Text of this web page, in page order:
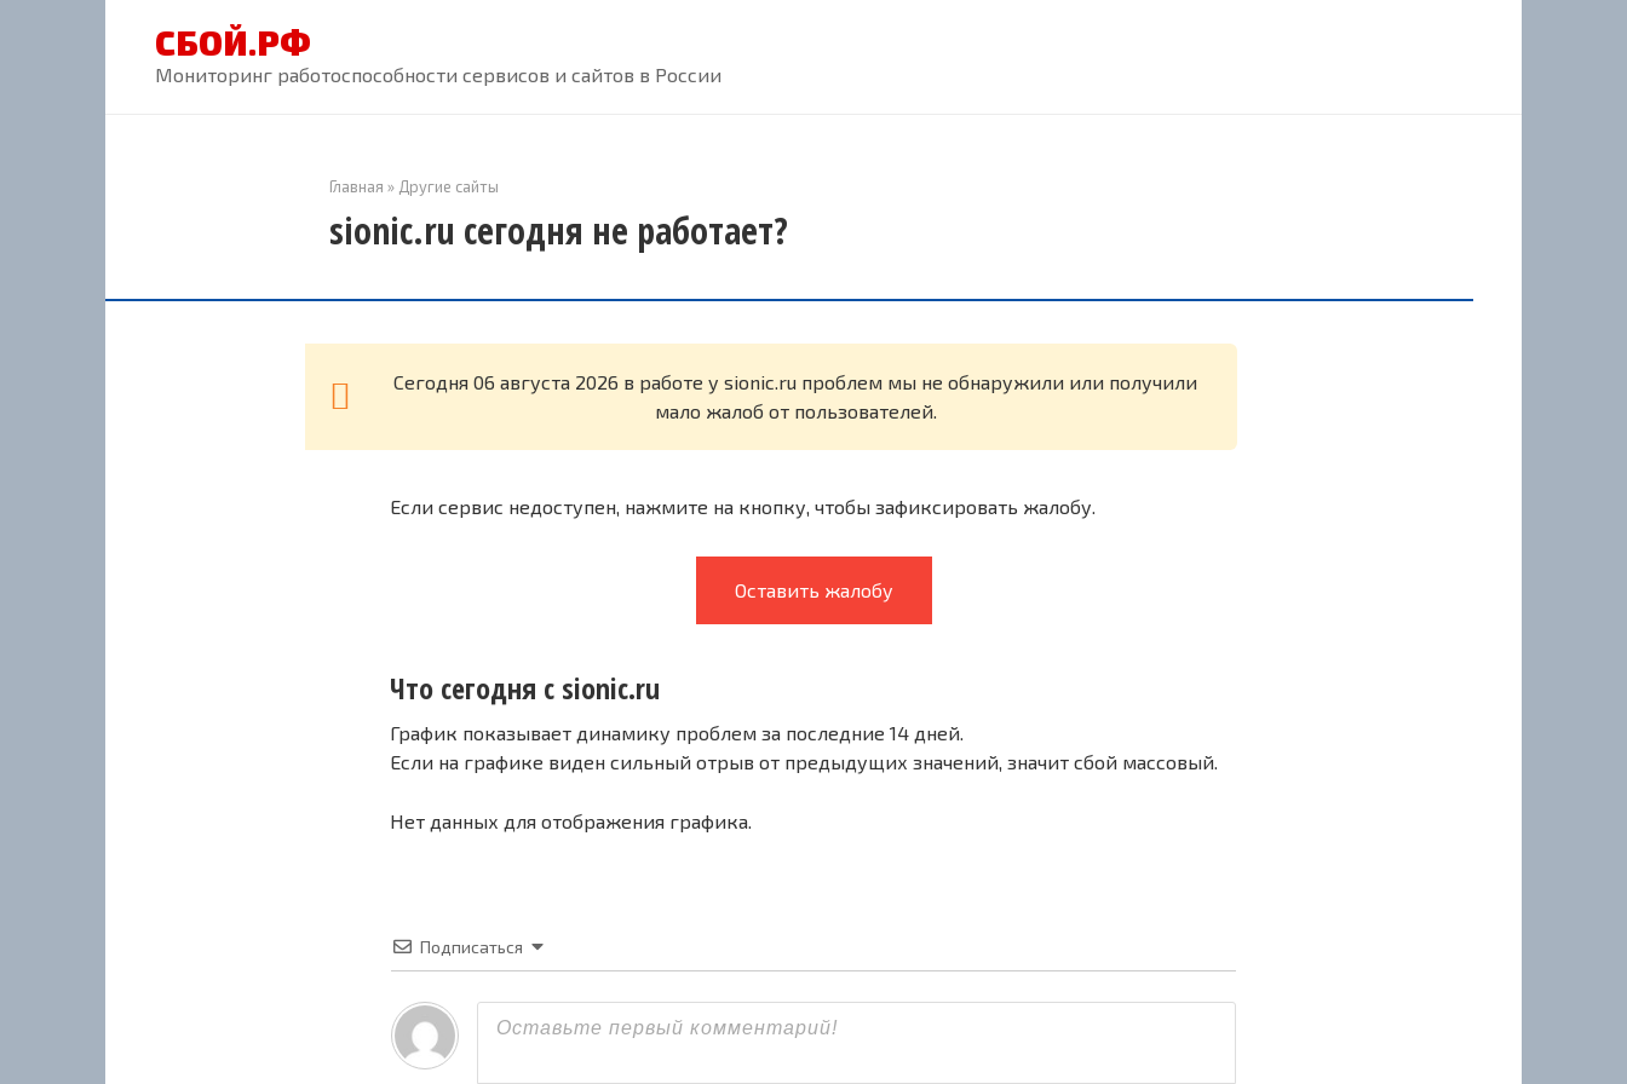
СБОЙ.РФ
Мониторинг работоспособности сервисов и сайтов в России
Главная » Другие сайты
sionic.ru сегодня не работает?
Cегодня 06 августа 2026 в работе у sionic.ru проблем мы не обнаружили или получили
мало жалоб от пользователей.
Если сервис недоступен, нажмите на кнопку, чтобы зафиксировать жалобу.
Оставить жалобу
Что сегодня с sionic.ru
График показывает динамику проблем за последние 14 дней.
Если на графике виден сильный отрыв от предыдущих значений, значит сбой массовый.
Нет данных для отображения графика.
Подписаться